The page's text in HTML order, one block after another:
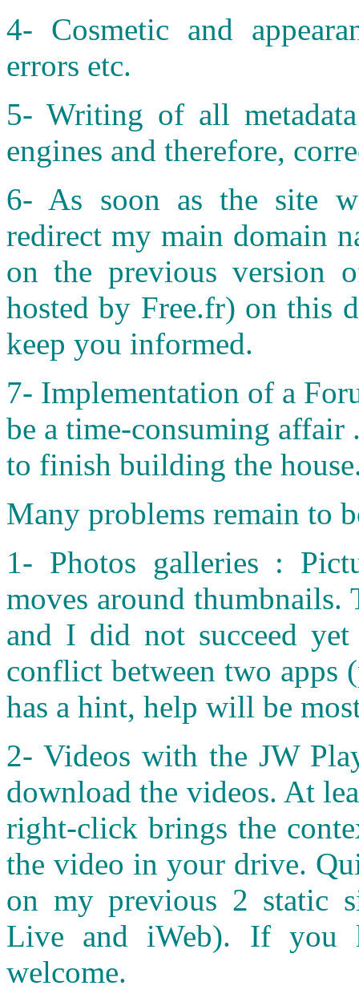
4- Cosmetic and
errors etc.
5- Writing of all
engines and therefore,
6- As soon as the site
redirect my main domain
on the previous version
hosted by Free.fr) on this
keep you informed.
7- Implementation of a
be a time-consuming
to finish building the
Many problems remain to
1- Photos galleries :
moves around thumbnails.
and I did not succeed
conflict between two apps
has a hint, help will be
2- Videos with the JW
download the videos. At
right-click brings the
the video in your drive.
on my previous 2 static
Live and iWeb). If you
welcome.